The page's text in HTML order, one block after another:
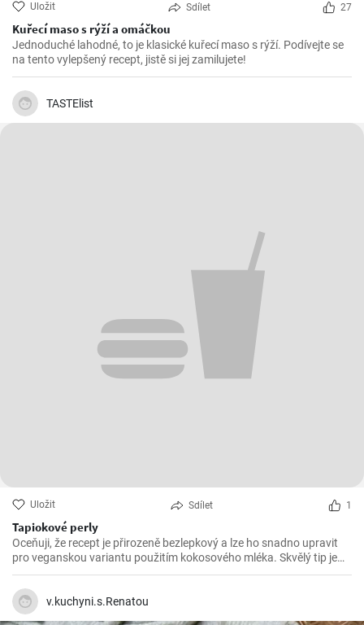
Uložit Sdílet 27
Kuřecí maso s rýží a omáčkou
Jednoduché lahodné, to je klasické kuřecí maso s rýží. Podívejte se
na tento vylepšený recept, jistě si jej zamilujete!
TASTElist
Uložit Sdílet 1
Tapiokové perly
Oceňuji, že recept je přirozeně bezlepkový a lze ho snadno upravit
pro veganskou variantu použitím kokosového mléka. Skvělý tip je
přidat trochu limetkové šťávy nebo máty pro ještě svěžejší chuť.
Jednoduchý, ale efektní dezert, který stojí za vyzkoušení!
v.kuchyni.s.Renatou